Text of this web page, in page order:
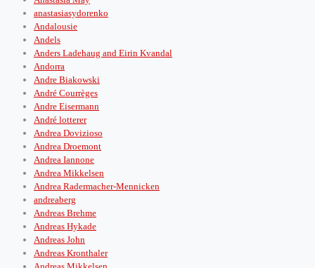
anastasiasydorenko
Andalousie
Andels
Anders Ladehaug and Eirin Kvandal
Andorra
Andre Biakowski
André Courrèges
Andre Eisermann
André lotterer
Andrea Dovizioso
Andrea Droemont
Andrea Iannone
Andrea Mikkelsen
Andrea Radermacher-Mennicken
andreaberg
Andreas Brehme
Andreas Hykade
Andreas John
Andreas Kronthaler